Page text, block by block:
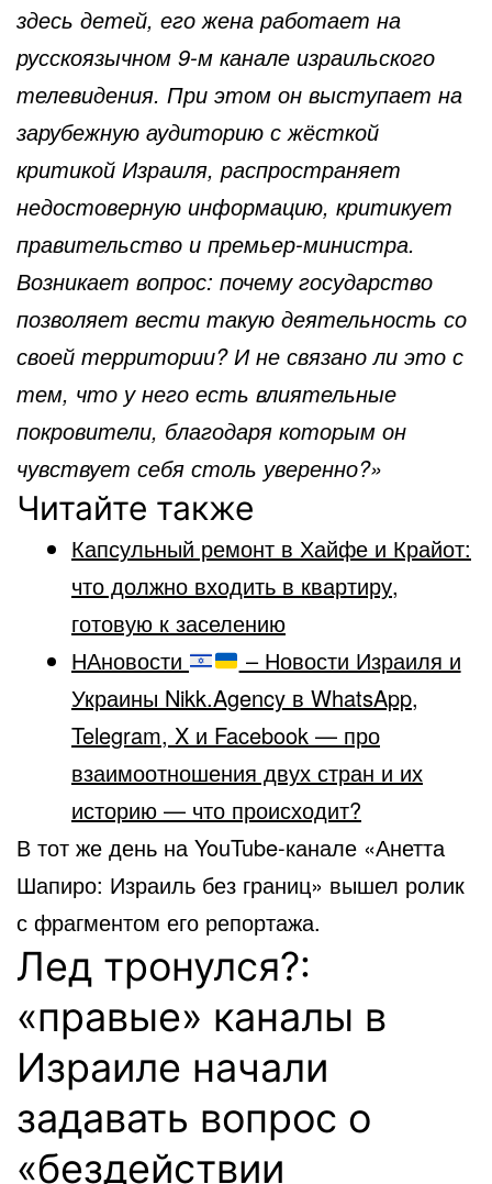
здесь детей, его жена работает на
русскоязычном 9-м канале израильского
телевидения. При этом он выступает на
зарубежную аудиторию с жёсткой
критикой Израиля, распространяет
недостоверную информацию, критикует
правительство и премьер-министра.
Возникает вопрос: почему государство
позволяет вести такую деятельность со
своей территории? И не связано ли это с
тем, что у него есть влиятельные
покровители, благодаря которым он
чувствует себя столь уверенно?»
Читайте также
Капсульный ремонт в Хайфе и Крайот:
что должно входить в квартиру,
готовую к заселению
НАновости
– Новости Израиля и
Украины Nikk.Agency в WhatsApp,
Telegram, X и Facebook — про
взаимоотношения двух стран и их
историю — что происходит?
В тот же день на YouTube-канале «Анетта
Шапиро: Израиль без границ» вышел ролик
с фрагментом его репортажа.
Лед тронулся?:
«правые» каналы в
Израиле начали
задавать вопрос о
«бездействии